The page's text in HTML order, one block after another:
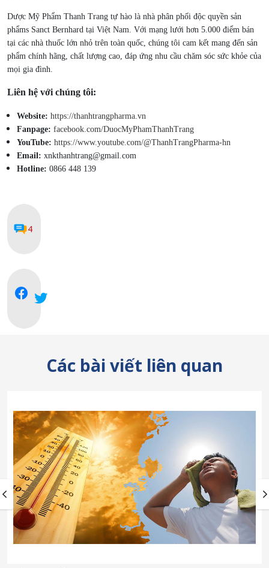
4
Dược Mỹ Phẩm Thanh Trang tự hào là nhà phân phối độc quyền sản
phẩms Sanct Bernhard tại Việt Nam. Với mạng lưới hơn 5.000 điểm bán
tại các nhà thuốc lớn nhỏ trên toàn quốc, chúng tôi cam kết mang đến sản
phẩm chính hãng, chất lượng cao, đáp ứng nhu cầu chăm sóc sức khỏe của
mọi gia đình.
Liên hệ với chúng tôi:
Website: https://thanhtrangpharma.vn
Fanpage: facebook.com/DuocMyPhamThanhTrang
YouTube: https://www.youtube.com/@ThanhTrangPharma-hn
Email: xnkthanhtrang@gmail.com
Hotline: 0866 448 139
Các bài viết liên quan